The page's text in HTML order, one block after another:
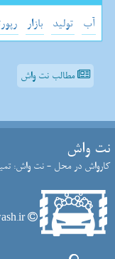
آب تولید بازار
مطالب نت واش
نت واش
کارواش در محل - نت واش:
netwash.ir - تمام حقوق سایت نت واش محفوظ است